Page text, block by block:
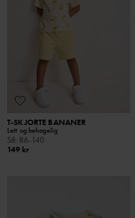
T-SKJORTE BANANER
Lett og behagelig
Stl: 86-140
149 kr